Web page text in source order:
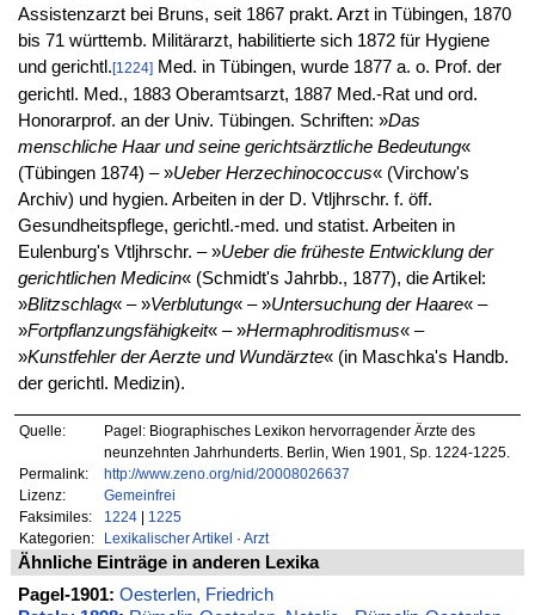
Assistenzarzt bei Bruns, seit 1867 prakt. Arzt in Tübingen, 1870
bis 71 württemb. Militärarzt, habilitierte sich 1872 für Hygiene
und gerichtl. [1224]Med. in Tübingen, wurde 1877 a. o. Prof. der
gerichtl. Med., 1883 Oberamtsarzt, 1887 Med.-Rat und ord.
Honorarprof. an der Univ. Tübingen. Schriften: »Das
menschliche Haar und seine gerichtsärztliche Bedeutung«
(Tübingen 1874) – »Ueber Herzechinococcus« (Virchow's
Archiv) und hygien. Arbeiten in der D. Vtljhrschr. f. öff.
Gesundheitspflege, gerichtl.-med. und statist. Arbeiten in
Eulenburg's Vtljhrschr. – »Ueber die früheste Entwicklung der
gerichtlichen Medicin« (Schmidt's Jahrbb., 1877), die Artikel:
»Blitzschlag« – »Verblutung« – »Untersuchung der Haare« –
»Fortpflanzungsfähigkeit« – »Hermaphroditismus« –
»Kunstfehler der Aerzte und Wundärzte« (in Maschka's Handb.
der gerichtl. Medizin).
Quelle:
Pagel: Biographisches Lexikon hervorragender Ärzte des
neunzehnten Jahrhunderts. Berlin, Wien 1901, Sp. 1224-1225.
Permalink:
http://www.zeno.org/nid/20008026637
Lizenz:
Gemeinfrei
Faksimiles:
1224| 1225
Kategorien:
Lexikalischer Artikel · Arzt
Ähnliche Einträge in anderen Lexika
Pagel-1901: Oesterlen, Friedrich